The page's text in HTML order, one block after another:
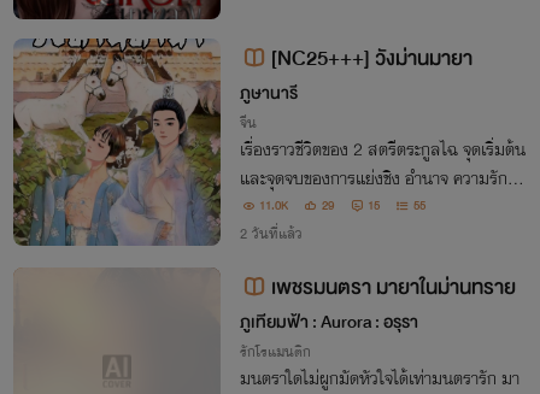
[NC25+++] วังม่านมายา
ภูษานารี
จีน
เรื่องราวชีวิตของ 2 สตรีตระกูลไฉ จุดเริ่มต้น
และจุดจบของการแย่งชิง อำนาจ ความรัก ค
วามปรารถนา ชายเดียวผู้กำหนดได้คือฝ่าบา
ทแคว้นจ้าว “จ้าวจวิ้น”
11.0K 29 15 55
2 วันที่แล้ว
เพชรมนตรา มายาในม่านทราย
ภูเทียมฟ้า : Aurora : อรุรา
รักโรแมนติก
มนตราใดไม่ผูกมัดหัวใจได้เท่ามนตรารัก มา